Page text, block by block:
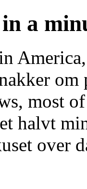
in a
most
halvt
over